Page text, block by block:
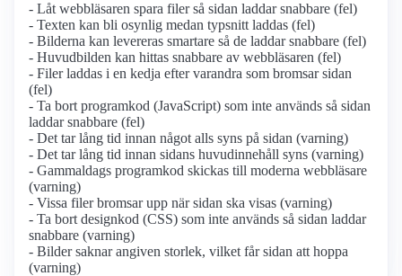
- Låt webbläsaren spara filer så sidan laddar snabbare (fel)
- Texten kan bli osynlig medan typsnitt laddas (fel)
- Bilderna kan levereras smartare så de laddar snabbare (fel)
- Huvudbilden kan hittas snabbare av webbläsaren (fel)
- Filer laddas i en kedja efter varandra som bromsar sidan
(fel)
- Ta bort programkod (JavaScript) som inte används så sidan
laddar snabbare (fel)
- Det tar lång tid innan något alls syns på sidan (varning)
- Det tar lång tid innan sidans huvudinnehåll syns (varning)
- Gammaldags programkod skickas till moderna webbläsare
(varning)
- Vissa filer bromsar upp när sidan ska visas (varning)
- Ta bort designkod (CSS) som inte används så sidan laddar
snabbare (varning)
- Bilder saknar angiven storlek, vilket får sidan att hoppa
(varning)